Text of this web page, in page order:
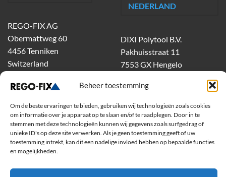
Beheer toestemming
Om de beste ervaringen te bieden, gebruiken wij technologieën zoals cookies
om informatie over je apparaat op te slaan en/of te raadplegen. Door in te
stemmen met deze technologieën kunnen wij gegevens zoals surfgedrag of
unieke ID's op deze site verwerken. Als je geen toestemming geeft of uw
toestemming intrekt, kan dit een nadelige invloed hebben op bepaalde functies
en mogelijkheden.
REGO-FIX AG
Obermattweg 60
4456 Tenniken
Switzerland
NEDERLAND
DIXI Polytool B.V.
Pakhuisstraat 11
7553 GX Hengelo
dixiholland@dixi.com
www.dixipolytool.com
Volg ons op Youtube
Volg ons op Linkedin